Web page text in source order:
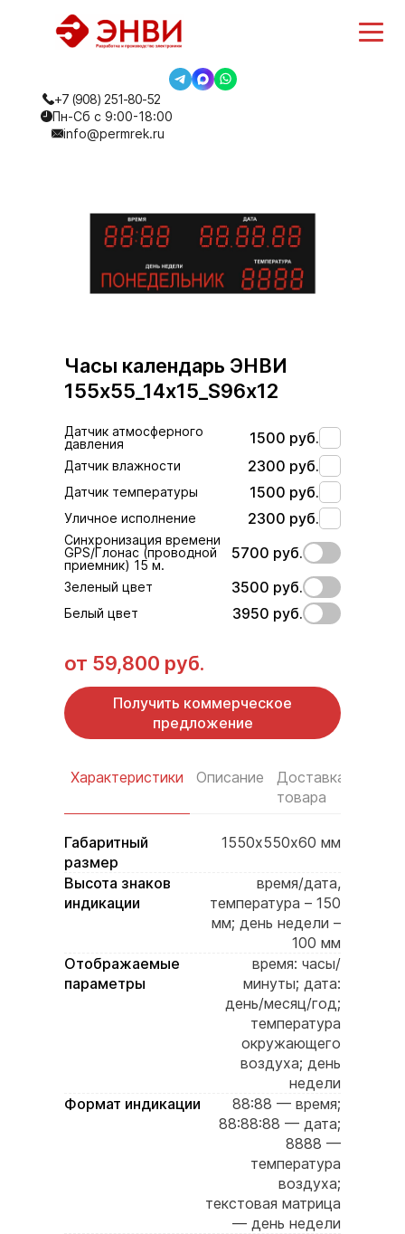
+7 (908) 251-80-52
Пн-Сб с 9:00-18:00
info@permrek.ru
Характеристики Описание
Доставка
товара
Габаритный
размер
1550х550х60 мм
Высота знаков
индикации
время/дата,
температура – 150
мм; день недели –
100 мм
Отображаемые
параметры
время: часы/
минуты; дата:
день/месяц/год;
температура
окружающего
воздуха; день
недели
Формат индикации
88:88 — время;
88:88:88 — дата;
8888 —
температура
воздуха;
текстовая матрица
— день недели
Часы календарь ЭНВИ
155х55_14х15_S96х12
от 59,800 руб.
Получить коммерческое
предложение
Датчик атмосферного
давления
1500 руб.
Датчик влажности 2300 руб.
Датчик температуры 1500 руб.
Уличное исполнение 2300 руб.
Синхронизация времени
GPS/Глонас (проводной
приемник) 15 м.
5700 руб.
Зеленый цвет 3500 руб.
Белый цвет 3950 руб.